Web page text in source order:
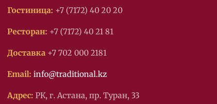
Гостиница: +7 (7172) 40 20 20
Ресторан: +7 (7172) 40 21 81
Доставка +7 702 000 2181
Email: info@traditional.kz
Адрес: РК, г. Астана, пр. Туран, 33